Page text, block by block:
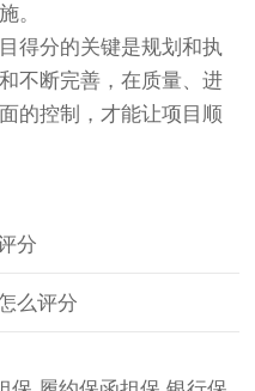
。
得分的关键是规划和执
不断完善，在质量、进
的控制，才能让项目顺
分
么评分